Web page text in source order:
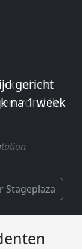
vond ik
Stageplaza